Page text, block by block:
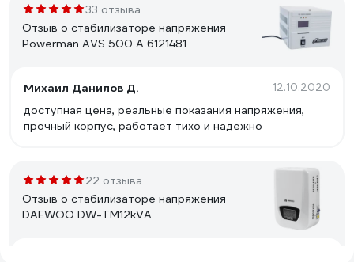
33 отзыва
Отзыв о стабилизаторе напряжения
Powerman AVS 500 A 6121481
Михаил Данилов Д. 12.10.2020
доступная цена, реальные показания напряжения,
прочный корпус, работает тихо и надежно
22 отзыва
Отзыв о стабилизаторе напряжения
DAEWOO DW-TM12kVA